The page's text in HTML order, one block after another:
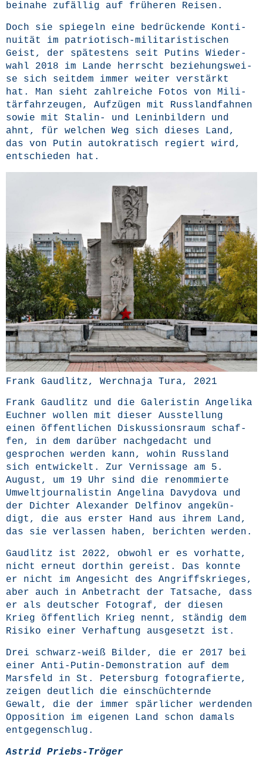
bei­na­he zufäl­lig auf frü­he­ren Reisen.
Doch sie spie­geln eine bedrü­cken­de Kon­ti­
nui­tät im patrio­tisch-mili­ta­ris­ti­schen
Geist, der spä­tes­tens seit Putins Wie­der­
wahl 2018 im Lan­de herrscht bezie­hungs­wei­
se sich seit­dem immer wei­ter ver­stärkt
hat. Man sieht zahl­rei­che Fotos von Mili­
tär­fahr­zeu­gen, Auf­zü­gen mit Russ­land­fah­nen
sowie mit Sta­lin- und Lenin­bil­dern und
ahnt, für wel­chen Weg sich die­ses Land,
das von Putin auto­kra­tisch regiert wird,
ent­schie­den hat.
Frank Gaud­litz, Werch­na­ja Tura, 2021
Frank Gaud­litz und die Gale­ris­tin Ange­li­ka
Euch­ner wol­len mit die­ser Aus­stel­lung
einen öffent­li­chen Dis­kus­si­ons­raum schaf­
fen, in dem dar­über nach­ge­dacht und
gespro­chen wer­den kann, wohin Russ­land
sich ent­wi­ckelt. Zur Ver­nis­sa­ge am 5.
August, um 19 Uhr sind die renom­mier­te
Umwelt­jour­na­lis­tin Ange­li­na Davy­do­va und
der Dich­ter Alex­an­der Del­fi­nov ange­kün­
digt, die aus ers­ter Hand aus ihrem Land,
das sie ver­las­sen haben, berich­ten werden.
Gaud­litz ist 2022, obwohl er es vor­hat­te,
nicht erneut dort­hin gereist. Das konn­te
er nicht im Ange­sicht des Angriffs­krie­ges,
aber auch in Anbe­tracht der Tat­sa­che, dass
er als deut­scher Foto­graf, der die­sen
Krieg öffent­lich Krieg nennt, stän­dig dem
Risi­ko einer Ver­haf­tung aus­ge­setzt ist.
Drei schwarz-weiß Bil­der, die er 2017 bei
einer Anti-Putin-Demons­tra­ti­on auf dem
Mars­feld in St. Peters­burg foto­gra­fier­te,
zei­gen deut­lich die ein­schüch­tern­de
Gewalt, die der immer spär­li­cher wer­den­den
Oppo­si­ti­on im eige­nen Land schon damals
entgegenschlug.
Astrid Priebs-Trö­ger